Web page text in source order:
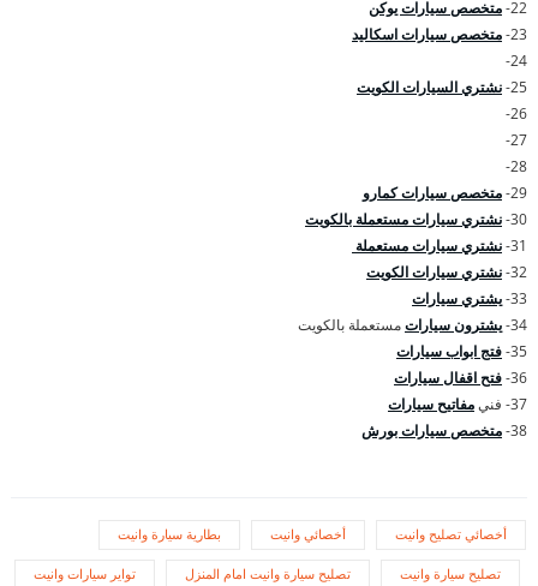
22- متخصص سيارات يوكن
23- متخصص سيارات اسكاليد
24-
25- نشتري السيارات الكويت
26-
27-
28-
29- متخصص سيارات كمارو
30- نشتري سيارات مستعملة بالكويت
31- نشتري سيارات مستعملة
32- نشتري سيارات الكويت
33- يشتري سيارات
34- يشترون سياراتمستعملة بالكويت
35- فتج ابواب سيارات
36- فتح اقفال سيارات
37- فني
مفاتيح سيارات
38- متخصص سيارات بورش
أخصائي تصليح وانيت أخصائي وانيت بطارية سيارة وانيت
تصليح سيارة وانيت تصليح سيارة وانيت امام المنزل تواير سيارات وانيت